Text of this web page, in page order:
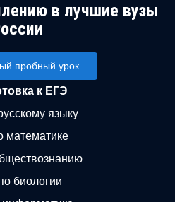
в лучшие вузы
пробный урок
к ЕГЭ
языку
математике
биологии